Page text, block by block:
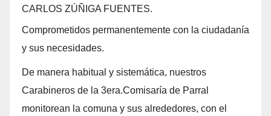
CARLOS ZÚÑIGA FUENTES.
Comprometidos permanentemente con la ciudadanía
y sus necesidades.
De manera habitual y sistemática, nuestros
Carabineros de la 3era.Comisaría de Parral
monitorean la comuna y sus alrededores, con el